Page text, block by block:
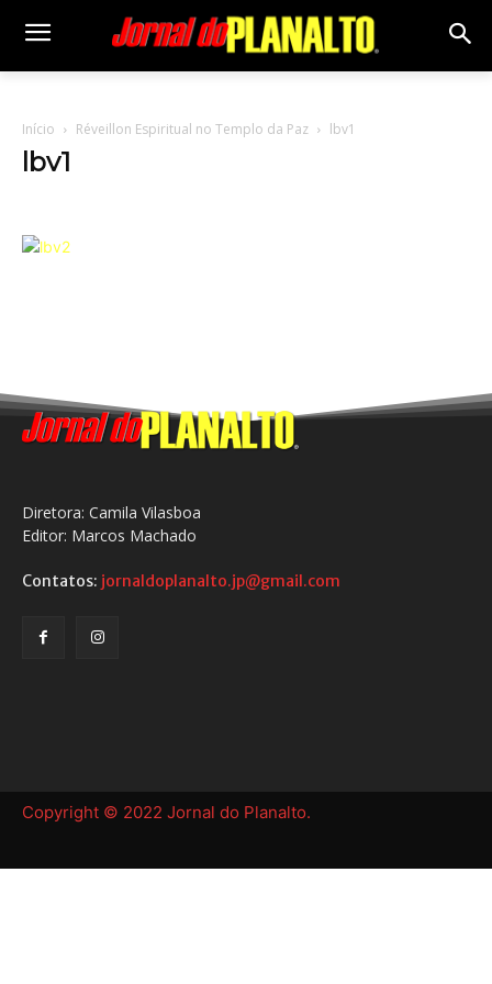
Início Réveillon Espiritual no Templo da Paz lbv1
lbv1
Diretora: Camila Vilasboa
Editor: Marcos Machado
Contatos: jornaldoplanalto.jp@gmail.com
Copyright © 2022 Jornal do Planalto.